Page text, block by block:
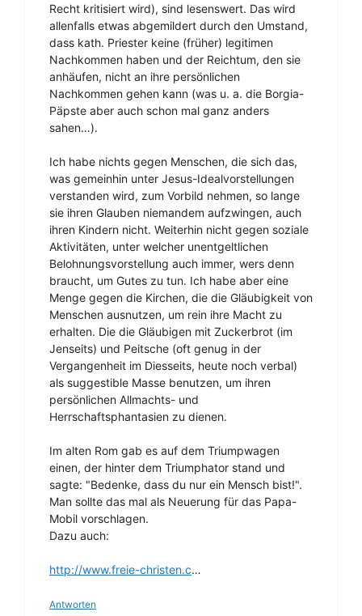
Recht kritisiert wird), sind lesenswert. Das wird
allenfalls etwas abgemildert durch den Umstand,
dass kath. Priester keine (früher) legitimen
Nachkommen haben und der Reichtum, den sie
anhäufen, nicht an ihre persönlichen
Nachkommen gehen kann (was u. a. die Borgia-
Päpste aber auch schon mal ganz anders
sahen…).
Ich habe nichts gegen Menschen, die sich das,
was gemeinhin unter Jesus-Idealvorstellungen
verstanden wird, zum Vorbild nehmen, so lange
sie ihren Glauben niemandem aufzwingen, auch
ihren Kindern nicht. Weiterhin nicht gegen soziale
Aktivitäten, unter welcher unentgeltlichen
Belohnungsvorstellung auch immer, wers denn
braucht, um Gutes zu tun. Ich habe aber eine
Menge gegen die Kirchen, die die Gläubigkeit von
Menschen ausnutzen, um rein ihre Macht zu
erhalten. Die die Gläubigen mit Zuckerbrot (im
Jenseits) und Peitsche (oft genug in der
Vergangenheit im Diesseits, heute noch verbal)
als suggestible Masse benutzen, um ihren
persönlichen Allmachts- und
Herrschaftsphantasien zu dienen.
Im alten Rom gab es auf dem Triumpwagen
einen, der hinter dem Triumphator stand und
sagte: "Bedenke, dass du nur ein Mensch bist!".
Man sollte das mal als Neuerung für das Papa-
Mobil vorschlagen.
Dazu auch:
http://www.freie-christen.c…
Antworten